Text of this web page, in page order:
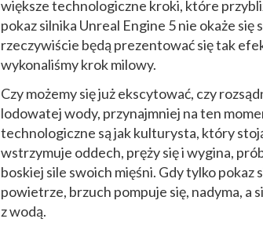
większe technologiczne kroki, które
pokaz silnika Unreal Engine 5 nie okaże
rzeczywiście będą prezentować się tak
wykonaliśmy krok milowy.
Czy możemy się już ekscytować, czy
lodowatej wody, przynajmniej na ten
technologiczne są jak kulturysta, który
wstrzymuje oddech, pręży się i wygina,
boskiej sile swoich mięśni. Gdy tylko pokaz
powietrze, brzuch pompuje się, nadyma, a
z wodą.